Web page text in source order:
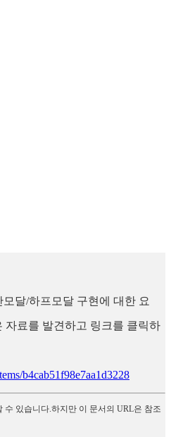
달/하프모달 구현에 대한 요
자료를 발견하고 링크를 클릭하
b4cab51f98e7aa1d3228
있습니다.하지만 이 문서의 URL은 참조